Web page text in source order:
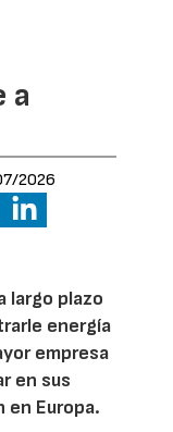
a
2026
largo plazo
energía
empresa
en sus
Europa.